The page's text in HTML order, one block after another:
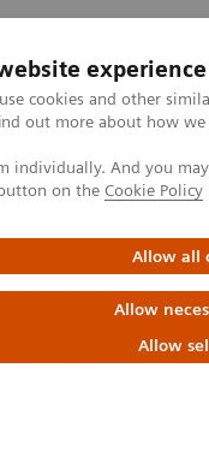
experience
cookies and other
out more about how
individually. And you
on the Cookie Policy
Allow all
Allow
Allow
cliniques
et
événements et
en